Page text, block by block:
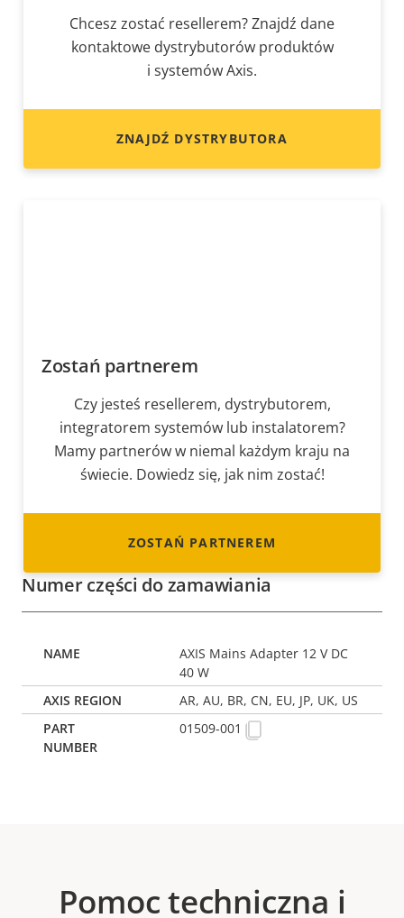
Chcesz zostać resellerem? Znajdź dane
kontaktowe dystrybutorów produktów
i systemów Axis.
ZNAJDŹ DYSTRYBUTORA
Zostań partnerem
Czy jesteś resellerem, dystrybutorem,
integratorem systemów lub instalatorem?
Mamy partnerów w niemal każdym kraju na
świecie. Dowiedz się, jak nim zostać!
ZOSTAŃ PARTNEREM
Numer części do zamawiania
AXIS Mains Adapter 12 V DC
40 W
AR, AU, BR, CN, EU, JP, UK, US
01509-001
Pomoc techniczna i